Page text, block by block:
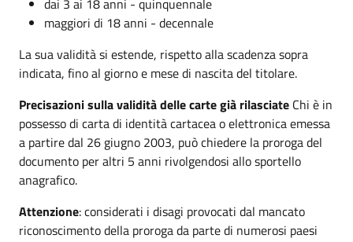
maggiori di 18 anni - decennale
La sua validità si estende, rispetto alla scadenza sopra
indicata, fino al giorno e mese di nascita del titolare.
Precisazioni sulla validità delle carte già rilasciate Chi è in
possesso di carta di identità cartacea o elettronica emessa
a partire dal 26 giugno 2003, può chiedere la proroga del
documento per altri 5 anni rivolgendosi allo sportello
anagrafico.
Attenzione: considerati i disagi provocati dal mancato
riconoscimento della proroga da parte di numerosi paesi